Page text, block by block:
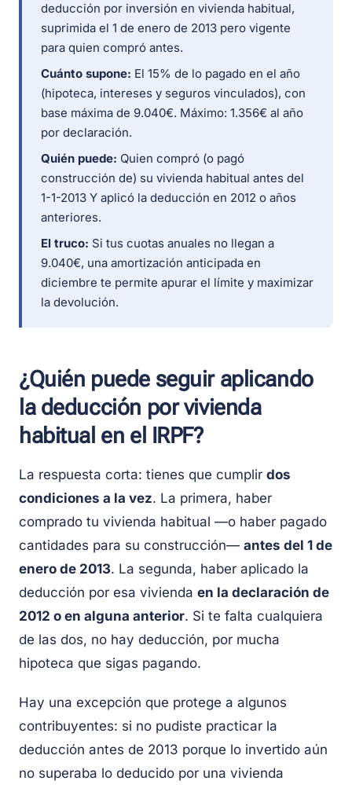
deducción por inversión en vivienda habitual,
suprimida el 1 de enero de 2013 pero vigente
para quien compró antes.
Cuánto supone: El 15% de lo pagado en el año
(hipoteca, intereses y seguros vinculados), con
base máxima de 9.040€. Máximo: 1.356€ al año
por declaración.
Quién puede: Quien compró (o pagó
construcción de) su vivienda habitual antes del
1-1-2013 Y aplicó la deducción en 2012 o años
anteriores.
El truco: Si tus cuotas anuales no llegan a
9.040€, una amortización anticipada en
diciembre te permite apurar el límite y maximizar
la devolución.
¿Quién puede seguir aplicando
la deducción por vivienda
habitual en el IRPF?
La respuesta corta: tienes que cumplir dos
condiciones a la vez. La primera, haber
comprado tu vivienda habitual —o haber pagado
cantidades para su construcción— antes del 1 de
enero de 2013. La segunda, haber aplicado la
deducción por esa vivienda en la declaración de
2012 o en alguna anterior. Si te falta cualquiera
de las dos, no hay deducción, por mucha
hipoteca que sigas pagando.
Hay una excepción que protege a algunos
contribuyentes: si no pudiste practicar la
deducción antes de 2013 porque lo invertido aún
no superaba lo deducido por una vivienda